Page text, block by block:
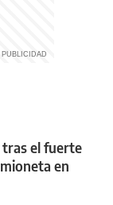
tras el fuerte
en